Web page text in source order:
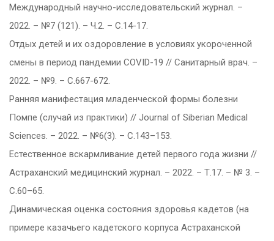
Международный научно-исследовательский журнал. –
2022. – №7 (121). – Ч.2. – С.14-17.
Отдых детей и их оздоровление в условиях укороченной
смены в период пандемии COVID-19 // Санитарный врач. –
2022. – №9. – С.667-672.
Ранняя манифестация младенческой формы болезни
Помпе (случай из практики) // Journal of Siberian Medical
Sciences. – 2022. – №6(3). – С.143–153.
Естественное вскармливание детей первого года жизни //
Астраханский медицинский журнал. – 2022. – Т.17. – № 3. –
С.60–65.
Динамическая оценка состояния здоровья кадетов (на
примере казачьего кадетского корпуса Астраханской